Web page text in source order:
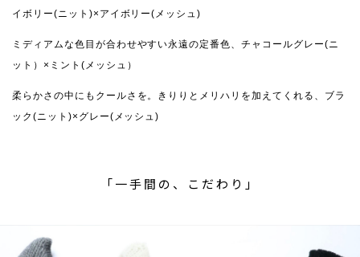
イボリー(ニット)×アイボリー(メッシュ)
ミディアムな色目が合わせやすい永遠の定番色、チャコールグレー(ニ
ット）×ミント(メッシュ）
柔らかさの中にもクールさを。きりりとメリハリを加えてくれる、ブラ
ック(ニット)×グレー(メッシュ)
「一手間の、こだわり」